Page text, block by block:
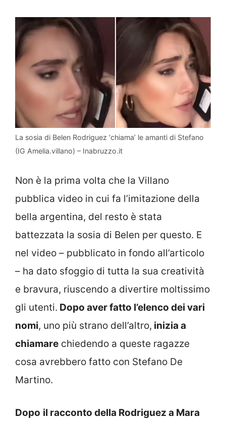
La sosia di Belen Rodriguez ‘chiama’ le amanti di Stefano
(IG Amelia.villano) – Inabruzzo.it
Non è la prima volta che la Villano
pubblica video in cui fa l’imitazione della
bella argentina, del resto è stata
battezzata la sosia di Belen per questo. E
nel video – pubblicato in fondo all’articolo
– ha dato sfoggio di tutta la sua creatività
e bravura, riuscendo a divertire moltissimo
gli utenti. Dopo aver fatto l’elenco dei vari
nomi, uno più strano dell’altro, inizia a
chiamare chiedendo a queste ragazze
cosa avrebbero fatto con Stefano De
Martino.
Dopo il racconto della Rodriguez a Mara